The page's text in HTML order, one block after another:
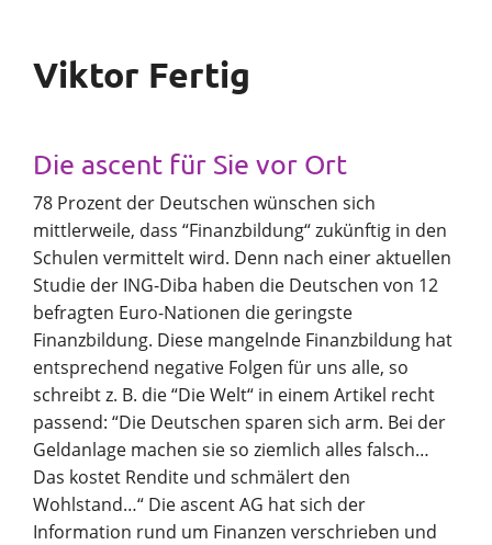
Viktor Fertig
Die ascent für Sie vor Ort
78 Prozent der Deutschen wünschen sich
mittlerweile, dass “Finanzbildung“ zukünftig in den
Schulen vermittelt wird. Denn nach einer aktuellen
Studie der ING-Diba haben die Deutschen von 12
befragten Euro-Nationen die geringste
Finanzbildung. Diese mangelnde Finanzbildung hat
entsprechend negative Folgen für uns alle, so
schreibt z. B. die “Die Welt“ in einem Artikel recht
passend: “Die Deutschen sparen sich arm. Bei der
Geldanlage machen sie so ziemlich alles falsch…
Das kostet Rendite und schmälert den
Wohlstand…“ Die ascent AG hat sich der
Information rund um Finanzen verschrieben und